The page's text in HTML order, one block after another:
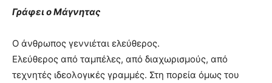
Γράφει ο Μάγνητας
Ο άνθρωπος γεννιέται ελεύθερος.
Ελεύθερος από ταμπέλες, από διαχωρισμούς, από
τεχνητές ιδεολογικές γραμμές. Στη πορεία όμως του